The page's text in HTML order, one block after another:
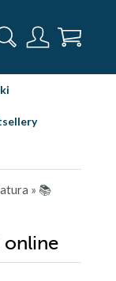
» 📚
online